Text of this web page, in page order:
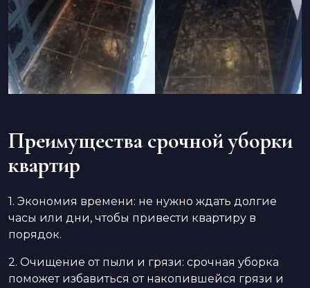
Преимущества срочной уборки
квартир
1. Экономия времени: не нужно ждать долгие
часы или дни, чтобы привести квартиру в
порядок.
2. Очищение от пыли и грязи: срочная уборка
поможет избавиться от накопившейся грязи и